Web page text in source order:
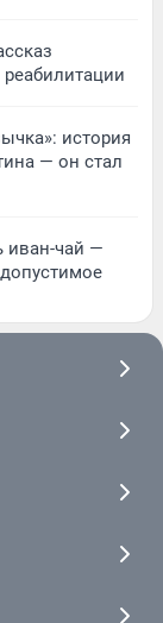
история
— он стал
иван-чай —